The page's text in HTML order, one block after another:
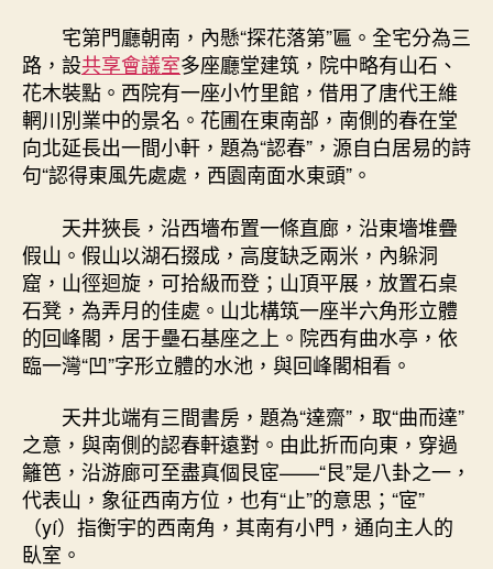
宅第門廳朝南，內懸“探花落第”匾。全宅分為三
路，設共享會議室多座廳堂建筑，院中略有山石、
花木裝點。西院有一座小竹里館，借用了唐代王維
輞川別業中的景名。花圃在東南部，南側的春在堂
向北延長出一間小軒，題為“認春”，源自白居易的詩
句“認得東風先處處，西園南面水東頭”。
天井狹長，沿西墻布置一條直廊，沿東墻堆疊
假山。假山以湖石掇成，高度缺乏兩米，內躲洞
窟，山徑迴旋，可拾級而登；山頂平展，放置石桌
石凳，為弄月的佳處。山北構筑一座半六角形立體
的回峰閣，居于壘石基座之上。院西有曲水亭，依
臨一灣“凹”字形立體的水池，與回峰閣相看。
天井北端有三間書房，題為“達齋”，取“曲而達”
之意，與南側的認春軒遠對。由此折而向東，穿過
籬笆，沿游廊可至盡真個艮宧——“艮”是八卦之一，
代表山，象征西南方位，也有“止”的意思；“宧”
（yí）指衡宇的西南角，其南有小門，通向主人的
臥室。